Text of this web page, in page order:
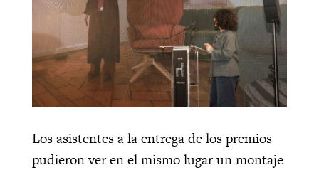
Los asistentes a la entrega de los premios
pudieron ver en el mismo lugar un montaje